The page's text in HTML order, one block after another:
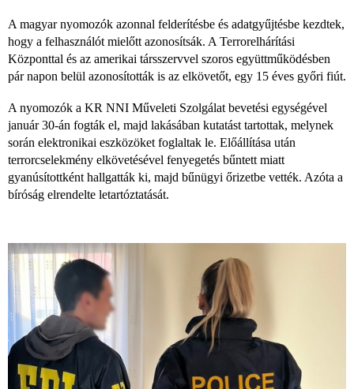
A magyar nyomozók azonnal felderítésbe és adatgyűjtésbe kezdtek,
hogy a felhasználót mielőtt azonosítsák. A Terrorelhárítási
Központtal és az amerikai társszervvel szoros együttműködésben
pár napon belül azonosították is az elkövetőt, egy 15 éves győri fiút.
A nyomozók a KR NNI Műveleti Szolgálat bevetési egységével
január 30-án fogták el, majd lakásában kutatást tartottak, melynek
során elektronikai eszközöket foglaltak le. Előállítása után
terrorcselekmény elkövetésével fenyegetés bűntett miatt
gyanúsítottként hallgatták ki, majd bűnügyi őrizetbe vették. Azóta a
bíróság elrendelte letartóztatását.